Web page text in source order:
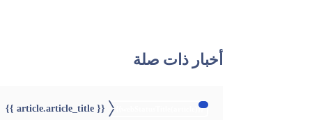
أخبار ذات صلة
{{webStatusTitle(article)}}
{{ article.article_title }}